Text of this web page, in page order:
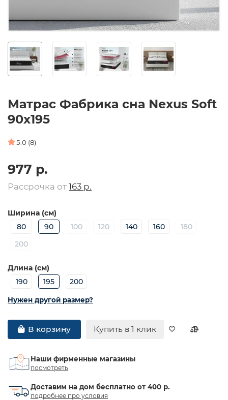
Матрас Фабрика сна Nexus Soft
90х195
5.0 (8)
977 р.
Рассрочка от 163 р.
Ширина (см)
80
90 100 120 140 160
180
200
Длина (см)
190
195 200
Нужен другой размер?
В корзину Купить в 1 клик
Наши фирменные магазины
посмотреть
Доставим на дом бесплатно от 400 р.
подробнее про условия